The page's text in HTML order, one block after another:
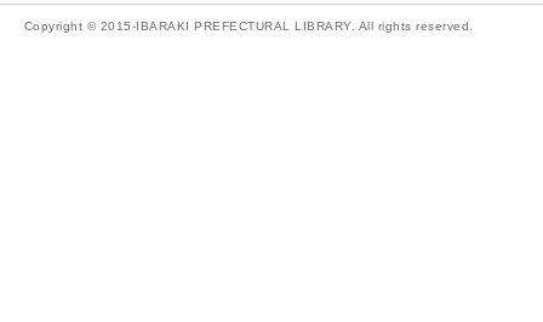
Copyright © 2015-IBARAKI PREFECTURAL LIBRARY. All rights reserved.